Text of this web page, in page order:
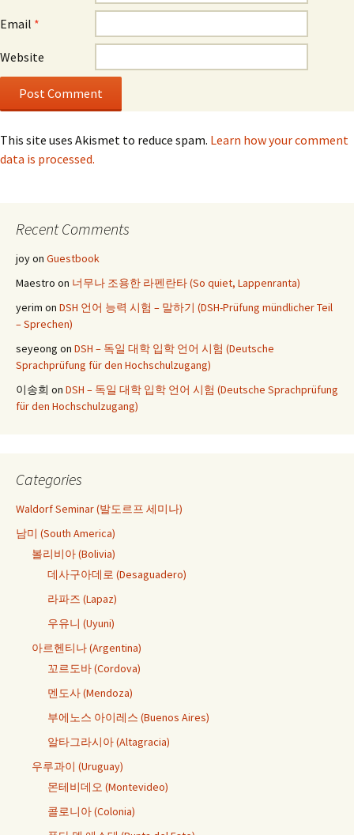
Email *
Website
This site uses Akismet to reduce spam. Learn how your comment
data is processed.
Recent Comments
joyon Guestbook
Maestro on 너무나 조용한 라펜란타 (So quiet, Lappenranta)
yerim on DSH 언어 능력 시험 – 말하기 (DSH-Prüfung mündlicher Teil
– Sprechen)
seyeong on DSH – 독일 대학 입학 언어 시험 (Deutsche
Sprachprüfung für den Hochschulzugang)
이송희 on DSH – 독일 대학 입학 언어 시험 (Deutsche Sprachprüfung
für den Hochschulzugang)
Categories
Waldorf Seminar (발도르프 세미나)
남미 (South America)
볼리비아 (Bolivia)
데사구아데로 (Desaguadero)
라파즈 (Lapaz)
우유니 (Uyuni)
아르헨티나 (Argentina)
꼬르도바 (Cordova)
멘도사 (Mendoza)
부에노스 아이레스 (Buenos Aires)
알타그라시아 (Altagracia)
우루과이 (Uruguay)
몬테비데오 (Montevideo)
콜로니아 (Colonia)